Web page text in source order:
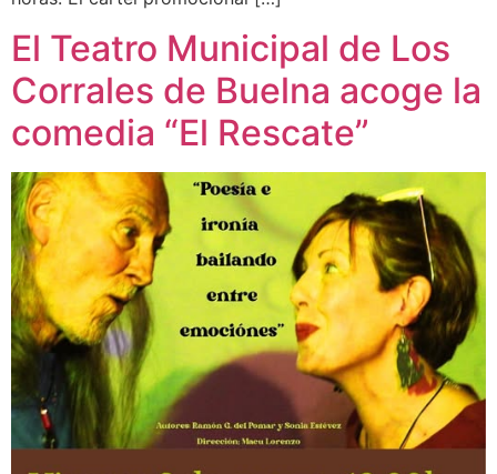
El Teatro Municipal de Los
Corrales de Buelna acoge la
comedia “El Rescate”